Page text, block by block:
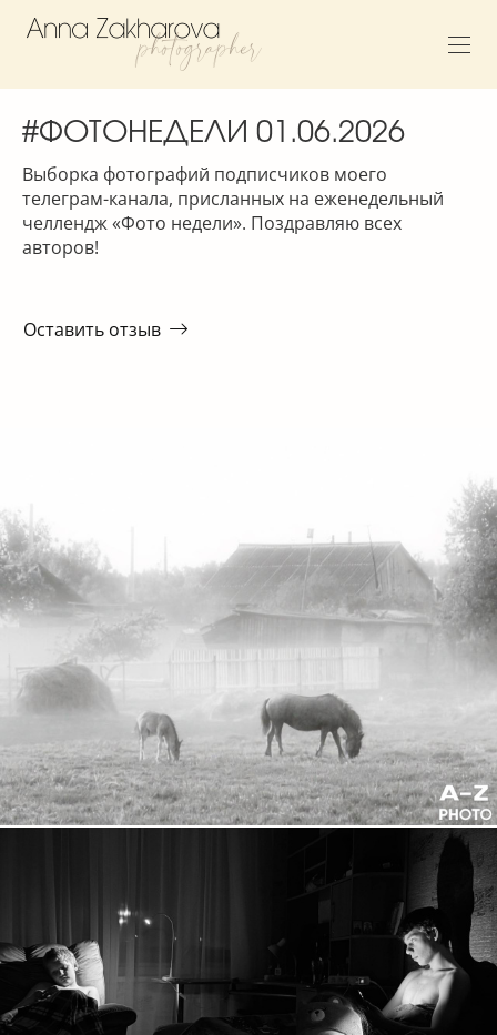
#ФОТОНЕДЕЛИ 01.06.2026
Выборка фотографий подписчиков моего
телеграм-канала, присланных на еженедельный
челлендж «Фото недели». Поздравляю всех
авторов!
Оставить отзыв